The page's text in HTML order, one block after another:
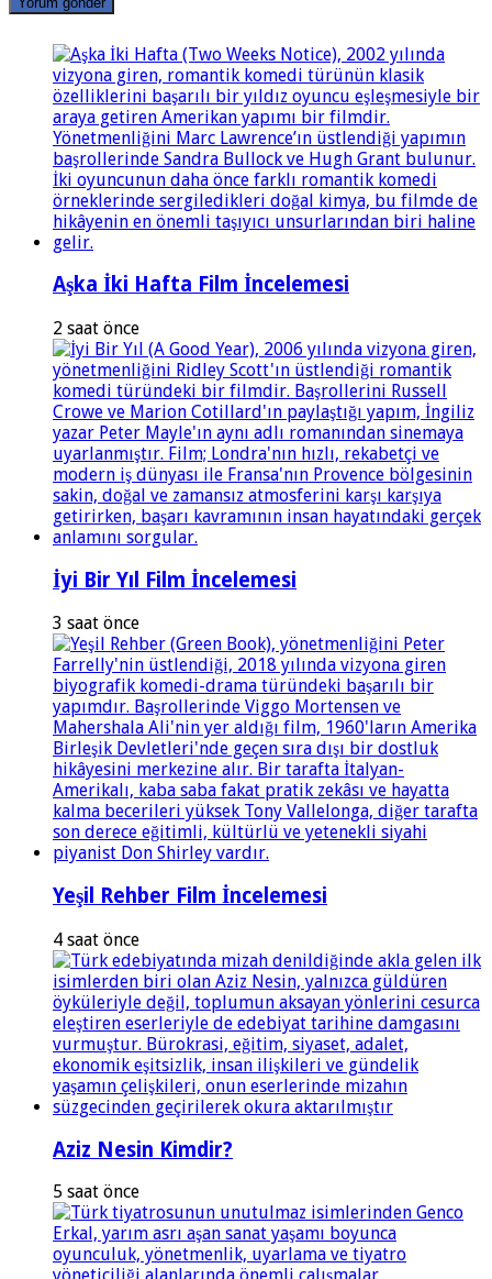
Aşka İki Hafta Film İncelemesi
2 saat önce
İyi Bir Yıl Film İncelemesi
3 saat önce
Yeşil Rehber Film İncelemesi
4 saat önce
Aziz Nesin Kimdir?
5 saat önce